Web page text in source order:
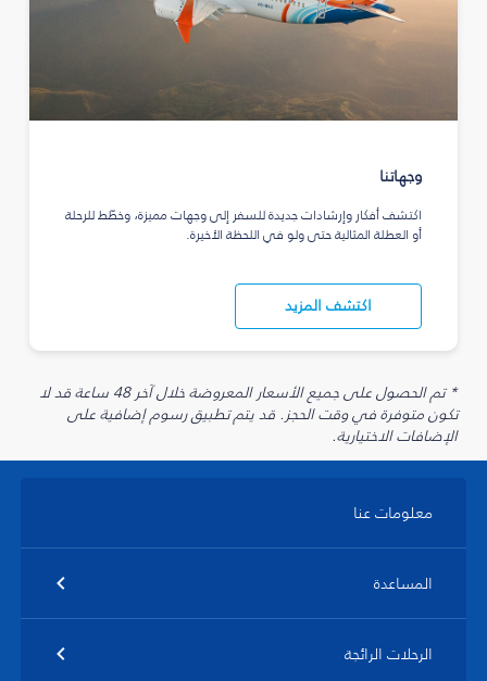
وجهاتنا
اكتشف أفكار وإرشادات جديدة للسفر إلى وجهات مميزة، وخطّط للرحلة
أو العطلة المثالية حتى ولو في اللحظة الأخيرة.
اكتشف المزيد
* تم الحصول على جميع الأسعار المعروضة خلال آخر 48 ساعة قد لا
تكون متوفرة في وقت الحجز. قد يتم تطبيق رسوم إضافية على
الإضافات الاختيارية.
معلومات عنا
المساعدة
الرحلات الرائجة